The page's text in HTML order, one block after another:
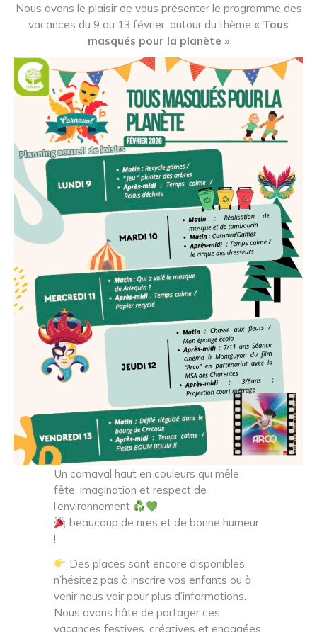
Nous avons le plaisir de vous présenter le programme des
vacances du 9 au 13 février, autour du thème « Tous
masqués pour la planète »
Un carnaval haut en couleurs qui mêle
fête, imagination et respect de
l’environnement
beaucoup de rires et de bonne humeur
!
Des places sont encore disponibles,
n’hésitez pas à inscrire vos enfants ou à
venir nous voir pour plus d’informations.
Nous avons hâte de partager ces
vacances festives, créatives et engagées